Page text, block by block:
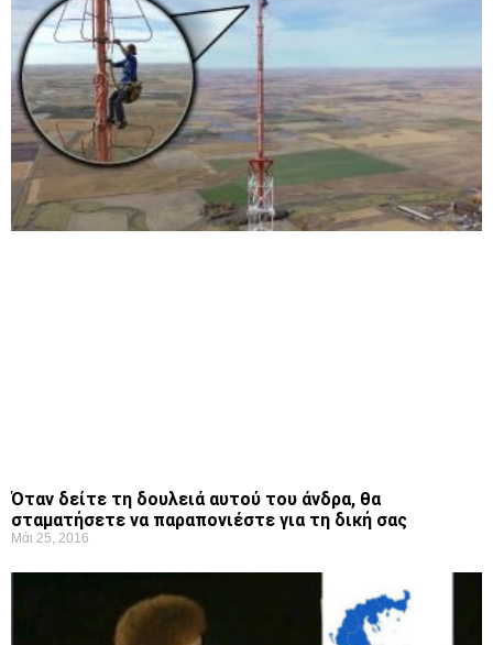
Όταν δείτε τη δουλειά αυτού του άνδρα, θα
σταματήσετε να παραπονιέστε για τη δική σας
Μάι 25, 2016